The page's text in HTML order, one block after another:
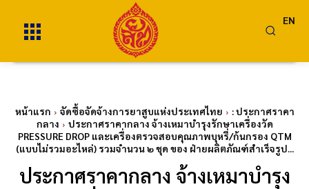
EN
หน้าแรก จัดซื้อจัดจ้างการยาสูบแห่งประเทศไทย
: ประกาศราคา
กลาง
ประกาศราคากลาง จ้างเหมาบำรุงรักษาเครื่องวัด
PRESSURE DROP และเครื่องตรวจสอบคุณภาพบุหรี่/ก้นกรอง QTM
(แบบไม่รวมอะไหล่) รวมจำนวน ๒ ชุด ของ ฝ่ายผลิตภัณฑ์สำเร็จรูป...
ประกาศราคากลาง จ้างเหมาบำรุง